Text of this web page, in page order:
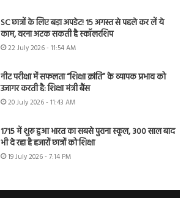
SC छात्रों के लिए बड़ा अपडेट! 15 अगस्त से पहले कर लें ये
काम, वरना अटक सकती है स्कॉलरशिप
22 July 2026 - 11:54 AM
नीट परीक्षा में सफलता “शिक्षा क्रांति” के व्यापक प्रभाव को
उजागर करती है: शिक्षा मंत्री बैंस
20 July 2026 - 11:43 AM
1715 में शुरू हुआ भारत का सबसे पुराना स्कूल, 300 साल बाद
भी दे रहा है हजारों छात्रों को शिक्षा
19 July 2026 - 7:14 PM